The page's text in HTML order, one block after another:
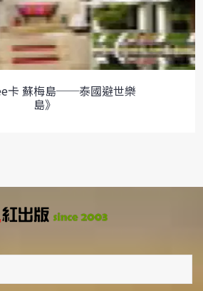
卡 蘇梅島──泰國避世樂
島》